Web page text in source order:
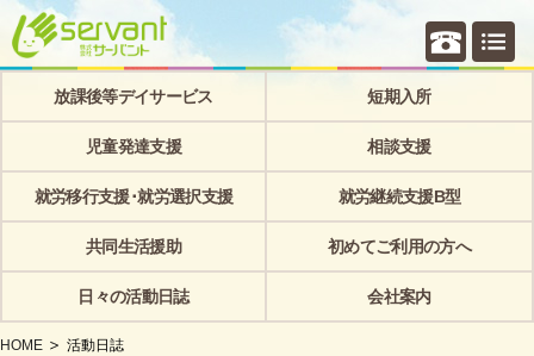
個別相
放課後等デイサービス 短期入所
児童発達支援 相談支援
就労移行支援･就労選択支援 就労継続支援B型
共同生活援助 初めてご利用の方へ
日々の活動日誌 会社案内
HOME 活動日誌